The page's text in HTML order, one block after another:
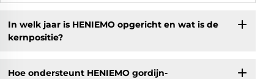
In welk jaar is HENIEMO opgericht en wat is de
kernpositie?
Hoe ondersteunt HENIEMO gordijn-